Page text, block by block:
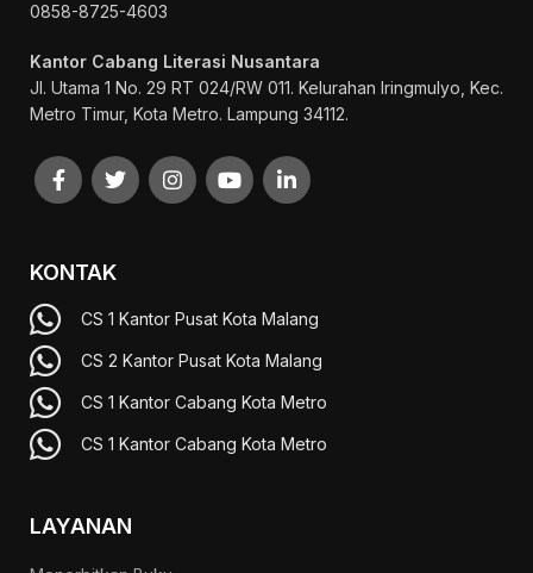
0858-8725-4603
Kantor Cabang Literasi Nusantara
Jl. Utama 1 No. 29 RT 024/RW 011. Kelurahan Iringmulyo, Kec.
Metro Timur, Kota Metro. Lampung 34112.
KONTAK
CS 1 Kantor Pusat Kota Malang
CS 2 Kantor Pusat Kota Malang
CS 1 Kantor Cabang Kota Metro
CS 1 Kantor Cabang Kota Metro
LAYANAN